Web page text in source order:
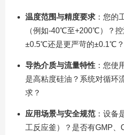
温度范围与精度要求：您的
（例如-40℃至+200℃）？
±0.5℃还是更严苛的±0.1℃？
导热介质与流量特性：您使
是高粘度硅油？系统对循环
求？
应用场景与安全规范：设备
工反应釜）？是否有GMP